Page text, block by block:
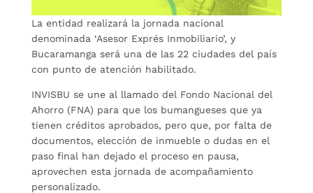
La entidad realizará la jornada nacional
denominada ‘Asesor Exprés Inmobiliario’, y
Bucaramanga será una de las 22 ciudades del país
con punto de atención habilitado.
INVISBU se une al llamado del Fondo Nacional del
Ahorro (FNA) para que los bumangueses que ya
tienen créditos aprobados, pero que, por falta de
documentos, elección de inmueble o dudas en el
paso final han dejado el proceso en pausa,
aprovechen esta jornada de acompañamiento
personalizado.